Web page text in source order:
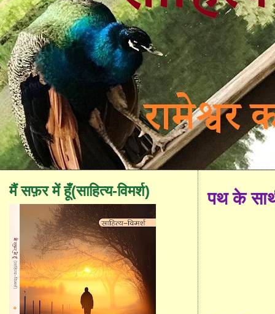
पथ के
मैं सफ़र में हूँ(साहित्य-विमर्श)